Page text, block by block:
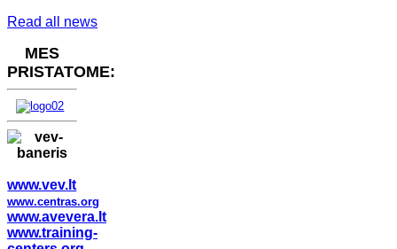
Read all news
MES
PRISTATOME:
www.vev.lt
www.centras.org
www.avevera.lt
www.training-